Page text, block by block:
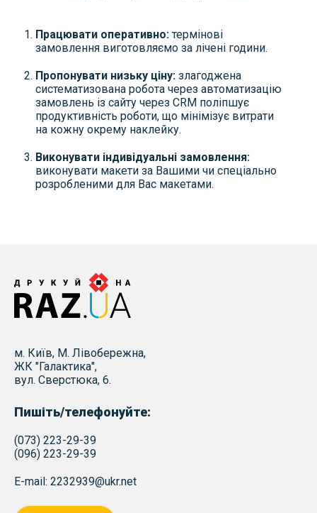
Працювати оперативно: термінові
замовлення виготовляємо за лічені години.
Пропонувати низьку ціну: злагоджена
систематизована робота через автоматизацію
замовлень із сайту через CRM поліпшує
продуктивність роботи, що мінімізує витрати
на кожну окрему наклейку.
Виконувати індивідуальні замовлення:
виконувати макети за Вашими чи спеціально
розробленими для Вас макетами.
м. Київ, М. Лівобережна,
ЖК "Галактика",
вул. Сверстюка, 6.
Пишіть/телефонуйте:
(073) 223-29-39
(096) 223-29-39
E-mail: 2232939@ukr.net